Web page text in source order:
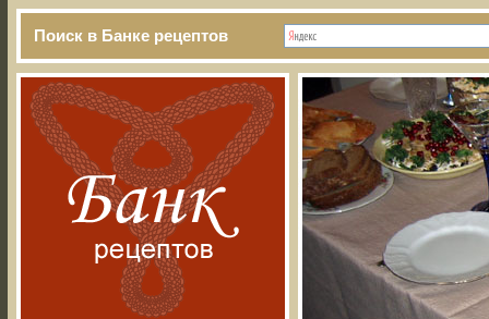
Поиск в Банке рецептов